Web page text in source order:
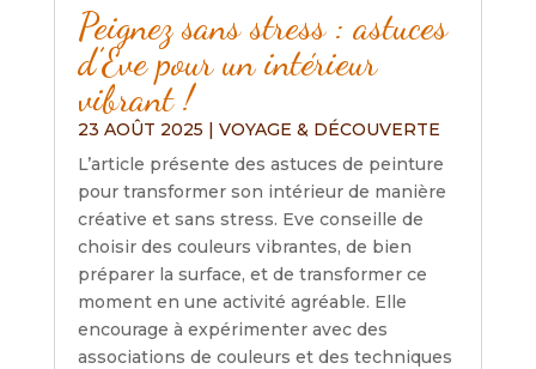
Peignez sans stress : astuces
d’Eve pour un intérieur
vibrant !
23 AOÛT 2025 | VOYAGE & DÉCOUVERTE
L’article présente des astuces de peinture
pour transformer son intérieur de manière
créative et sans stress. Eve conseille de
choisir des couleurs vibrantes, de bien
préparer la surface, et de transformer ce
moment en une activité agréable. Elle
encourage à expérimenter avec des
associations de couleurs et des techniques